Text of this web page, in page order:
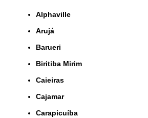
Alphaville
Arujá
Barueri
Biritiba Mirim
Caieiras
Cajamar
Carapicuíba